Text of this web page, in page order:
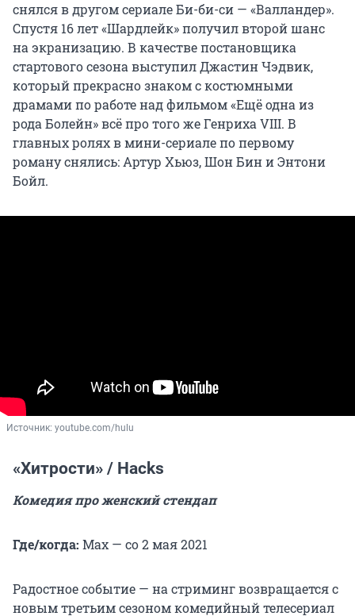
снялся в другом сериале Би-би-си — «Валландер».
Спустя 16 лет «Шардлейк» получил второй шанс
на экранизацию. В качестве постановщика
стартового сезона выступил Джастин Чэдвик,
который прекрасно знаком с костюмными
драмами по работе над фильмом «Ещё одна из
рода Болейн» всё про того же Генриха VIII. В
главных ролях в мини-сериале по первому
роману снялись: Артур Хьюз, Шон Бин и Энтони
Бойл.
Источник: youtube.com/hulu
«Хитрости» / Hacks
Комедия про женский стендап
Где/когда: Max — со 2 мая 2021
Радостное событие — на стриминг возвращается с
новым третьим сезоном комедийный телесериал